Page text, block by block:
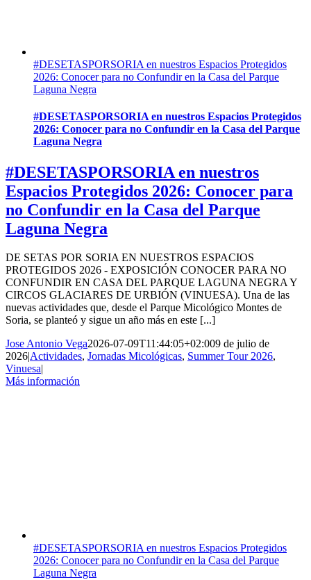
#DESETASPORSORIA en nuestros Espacios Protegidos
2026: Conocer para no Confundir en la Casa del Parque
Laguna Negra
#DESETASPORSORIA en nuestros Espacios Protegidos
2026: Conocer para no Confundir en la Casa del Parque
Laguna Negra
#DESETASPORSORIA en nuestros
Espacios Protegidos 2026: Conocer para
no Confundir en la Casa del Parque
Laguna Negra
DE SETAS POR SORIA EN NUESTROS ESPACIOS
PROTEGIDOS 2026 - EXPOSICIÓN CONOCER PARA NO
CONFUNDIR EN CASA DEL PARQUE LAGUNA NEGRA Y
CIRCOS GLACIARES DE URBIÓN (VINUESA). Una de las
nuevas actividades que, desde el Parque Micológico Montes de
Soria, se planteó y sigue un año más en este [...]
Jose Antonio Vega2026-07-09T11:44:05+02:009 de julio de
2026|Actividades, Jornadas Micológicas, Summer Tour 2026,
Vinuesa|
Más información
#DESETASPORSORIA en nuestros Espacios Protegidos
2026: Conocer para no Confundir en la Casa del Parque
Laguna Negra